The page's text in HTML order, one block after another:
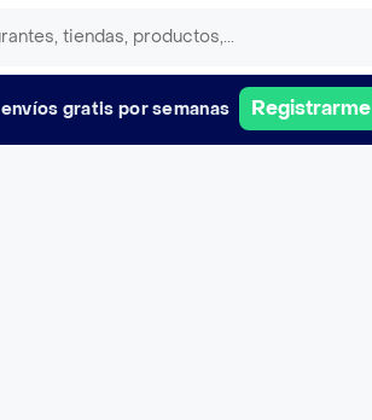
envíos gratis por semanas Registrarme